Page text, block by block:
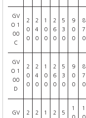
GV
O 1
00
C
2
0
0
2
4
0
1
0
0
2
6
0
5
3
0
9
0
0
8
7
0
GV
O 1
00
D
2
0
0
2
4
0
1
0
0
2
6
0
5
3
0
9
0
0
8
7
0
GV
2
2
1
2
5
1
1